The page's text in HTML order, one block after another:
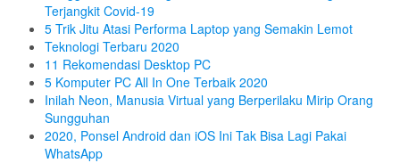
Terjangkit Covid-19
5 Trik Jitu Atasi Performa Laptop yang Semakin Lemot
Teknologi Terbaru 2020
11 Rekomendasi Desktop PC
5 Komputer PC All In One Terbaik 2020
Inilah Neon, Manusia Virtual yang Berperilaku Mirip Orang
Sungguhan
2020, Ponsel Android dan iOS Ini Tak Bisa Lagi Pakai
WhatsApp